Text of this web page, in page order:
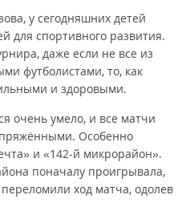
у сегодняшних детей
для спортивного развития.
даже если не все из
футболистами, то, как
и здоровыми.
очень умело, и все матчи
Особенно
и «142-й микрорайон».
поначалу проигрывала,
ход матча, одолев